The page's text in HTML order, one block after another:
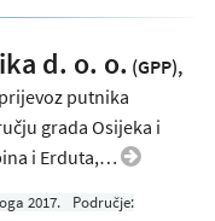
d. o. o. (GPP),
putnika
grada Osijeka i
i Erduta,…
2017.
Područje: